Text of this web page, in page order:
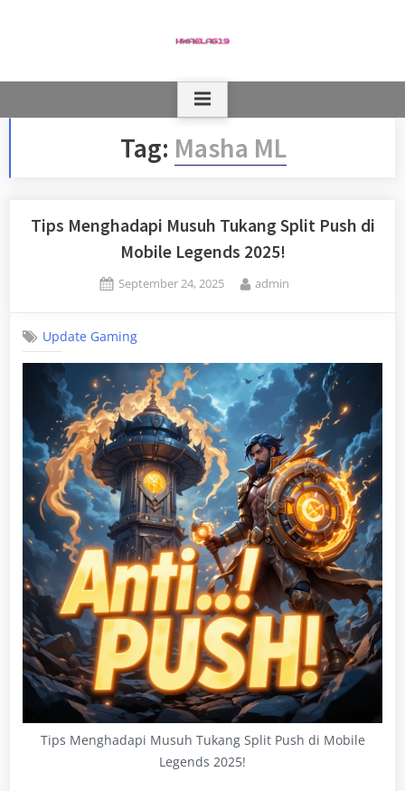
Tag: Masha ML
Tips Menghadapi Musuh Tukang Split Push di
Mobile Legends 2025!
Posted
September 24, 2025 By
admin
Update Gaming
Tips Menghadapi Musuh Tukang Split Push di Mobile
Legends 2025!